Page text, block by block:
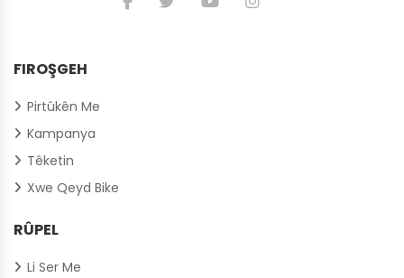
FIROŞGEH
Pirtûkên Me
Kampanya
Têketin
Xwe Qeyd Bike
RÛPEL
Li Ser Me